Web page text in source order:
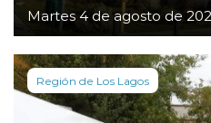
Martes 4 de agosto de
Región de Los Lagos